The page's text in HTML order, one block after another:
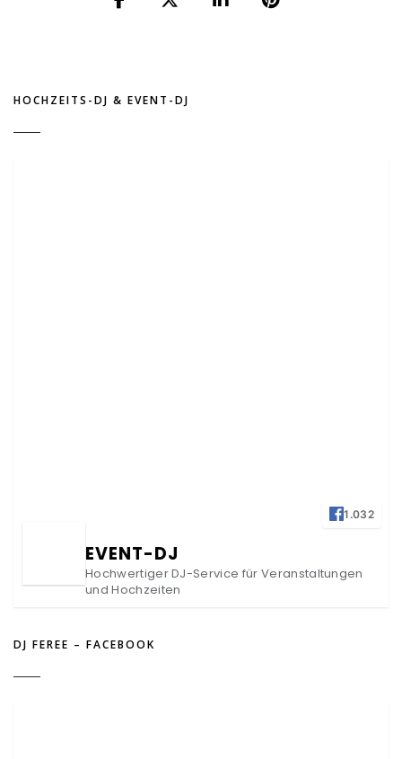
HOCHZEITS-DJ & EVENT-DJ
1.032
EVENT-DJ
Hochwertiger DJ-Service für Veranstaltungen
und Hochzeiten
DJ FEREE – FACEBOOK